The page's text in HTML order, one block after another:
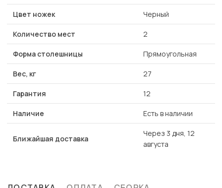
Цвет ножек Черный
Количество мест 2
Форма столешницы Прямоугольная
Вес, кг 27
Гарантия 12
Наличие Есть в наличии
Ближайшая доставка
Через 3 дня, 12
августа